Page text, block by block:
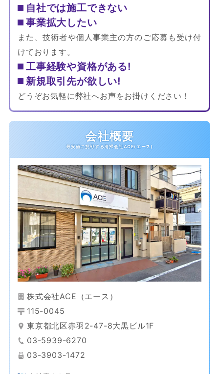
自社では施工できない
事業拡大したい
また、技術者や個人事業主の方のご応募も受け付
けております。
工事経験や資格がある!
新規取引先が欲しい!
どうぞお気軽に弊社へお声をお掛けください！
会社概要
株式会社ACE（エース）
115-0045
東京都北区赤羽2-47-8大黒ビル1F
03-5939-6270
03-3903-1472